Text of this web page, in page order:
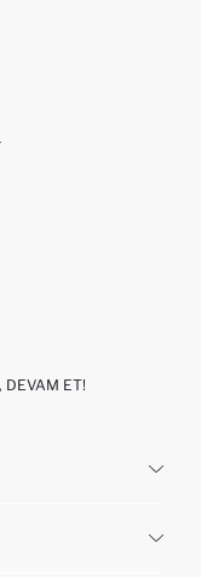
DEVAM ET!